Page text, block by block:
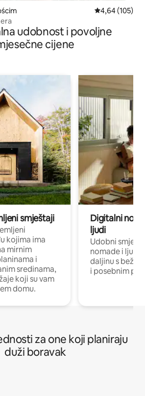
Prosječna
4,64 (105)
udobnost i povoljne
cijene
smještaji
kojima ima
mirnim
i
sredinama,
koji su vam
domu.
Digitalni
ljudi
Udobni
nomade i ljude
daljinu s
i posebnim
za one koji planiraju
duži boravak